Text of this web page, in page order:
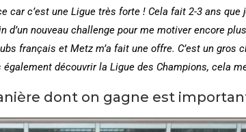
car c’est une Ligue très forte ! Cela fait 2-3 ans
d’un nouveau challenge pour me motiver encore
français et Metz m’a fait une offre. C’est un
découvrir la Ligue des Champions, cela
dont on gagne est